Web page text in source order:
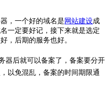
，一个好的域名是 网站建设成
一定要好记，接下来就是选定
，后期的服务也好。
器后就可以备案了，备案要分开
以免混乱，备案的时间期限通